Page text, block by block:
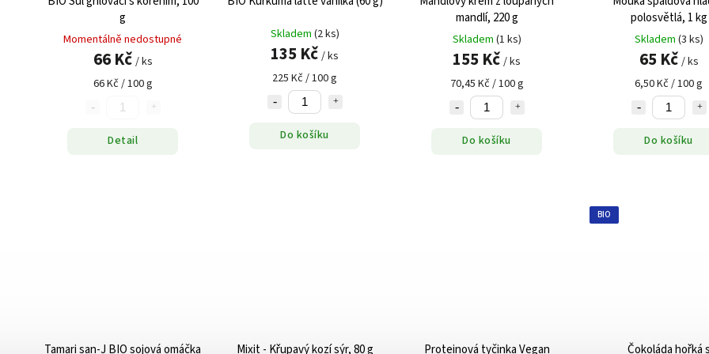
g
Momentálně nedostupné
66 Kč / ks
66 Kč / 100 g
Detail
Skladem (2 ks)
135 Kč / ks
225 Kč / 100 g
Do košíku
mandlí, 220 g
Skladem (1 ks)
155 Kč / ks
70,45 Kč / 100 g
Do košíku
polosvětlá, 1 kg
Skladem (3 ks)
65 Kč / ks
6,50 Kč / 100 g
Do košíku
Tamari san-J BIO sojová omáčka Mixit - Křupavý kozí sýr, 80 g Proteinová tyčinka Vegan
BIO
Čokoláda hořká s